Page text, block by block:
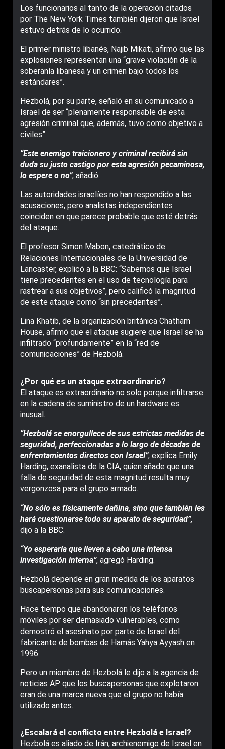
Los funcionarios al tanto de la operación citados
por The New York Times también dijeron que Israel
estuvo detrás de lo ocurrido.
El primer ministro libanés, Najib Mikati, afirmó que las
explosiones representan una “grave violación de la
soberanía libanesa y un crimen bajo todos los
estándares”.
Hezbolá, por su parte, señaló en su comunicado a
Israel de ser “plenamente responsable de esta
agresión criminal que, además, tuvo como objetivo a
civiles”.
“Este enemigo traicionero y criminal recibirá sin
duda su justo castigo por esta agresión pecaminosa,
lo espere o no”, añadió.
Las autoridades israelíes no han respondido a las
acusaciones, pero analistas independientes
coinciden en que parece probable que esté detrás
del ataque.
El profesor Simon Mabon, catedrático de
Relaciones Internacionales de la Universidad de
Lancaster, explicó a la BBC: “Sabemos que Israel
tiene precedentes en el uso de tecnología para
rastrear a sus objetivos”, pero calificó la magnitud
de este ataque como “sin precedentes”.
Lina Khatib, de la organización británica Chatham
House, afirmó que el ataque sugiere que Israel se ha
infiltrado “profundamente” en la “red de
comunicaciones” de Hezbolá.
¿Por qué es un ataque extraordinario?
El ataque es extraordinario no solo porque infiltrarse
en la cadena de suministro de un hardware es
inusual.
“Hezbolá se enorgullece de sus estrictas medidas de
seguridad, perfeccionadas a lo largo de décadas de
enfrentamientos directos con Israel”, explica Emily
Harding, exanalista de la CIA, quien añade que una
falla de seguridad de esta magnitud resulta muy
vergonzosa para el grupo armado.
“No sólo es físicamente dañina, sino que también les
hará cuestionarse todo su aparato de seguridad”,
dijo a la BBC.
“Yo esperaría que lleven a cabo una intensa
investigación interna”, agregó Harding.
Hezbolá depende en gran medida de los aparatos
buscapersonas para sus comunicaciones.
Hace tiempo que abandonaron los teléfonos
móviles por ser demasiado vulnerables, como
demostró el asesinato por parte de Israel del
fabricante de bombas de Hamás Yahya Ayyash en
1996.
Pero un miembro de Hezbolá le dijo a la agencia de
noticias AP que los buscapersonas que explotaron
eran de una marca nueva que el grupo no había
utilizado antes.
¿Escalará el conflicto entre Hezbolá e Israel?
Hezbolá es aliado de Irán, archienemigo de Israel en